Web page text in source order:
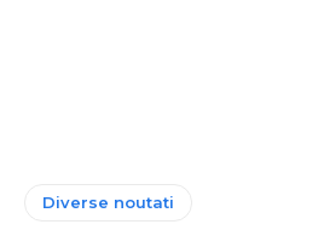
Diverse noutati